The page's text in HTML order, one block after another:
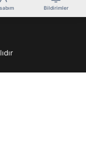
Bildirimler